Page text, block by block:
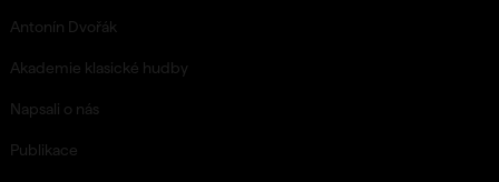
Antonín Dvořák
Akademie klasické hudby
Napsali o nás
Publikace